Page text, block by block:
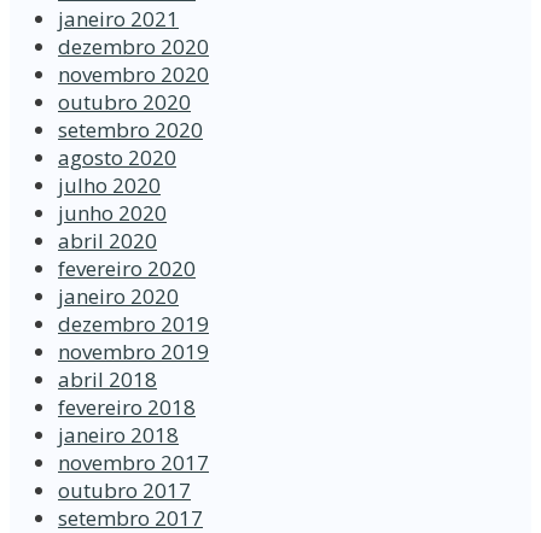
janeiro 2021
dezembro 2020
novembro 2020
outubro 2020
setembro 2020
agosto 2020
julho 2020
junho 2020
abril 2020
fevereiro 2020
janeiro 2020
dezembro 2019
novembro 2019
abril 2018
fevereiro 2018
janeiro 2018
novembro 2017
outubro 2017
setembro 2017